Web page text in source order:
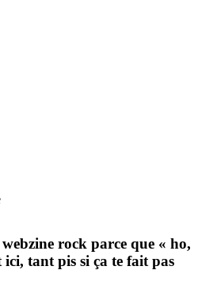
rock parce que « ho,
ici, tant pis si ça te fait pas